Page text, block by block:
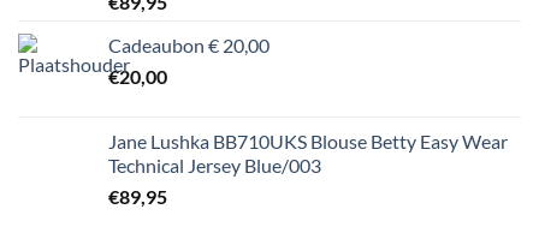
Cadeaubon € 20,00
€20,00
Jane Lushka BB710UKS Blouse Betty Easy Wear
Technical Jersey Blue/003
€89,95